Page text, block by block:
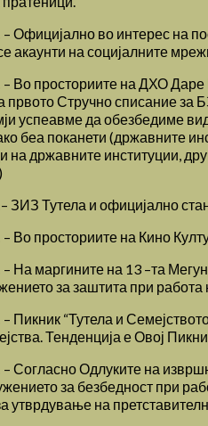
– Официјално во интерес на
акаунти на социјалните
– Во просториите на ДХО Даре
првото Стручно списание за
успеавме да обезбедиме
беа поканети (државните
на државните институции,
– ЗИЗ Тутела и официјално
– Во просториите на Кино
– На маргините на 13 –та
за заштита при
– Пикник “Тутела и
Тенденција е Овој
– Согласно Одлуките на
за безбедност при
утврдување на